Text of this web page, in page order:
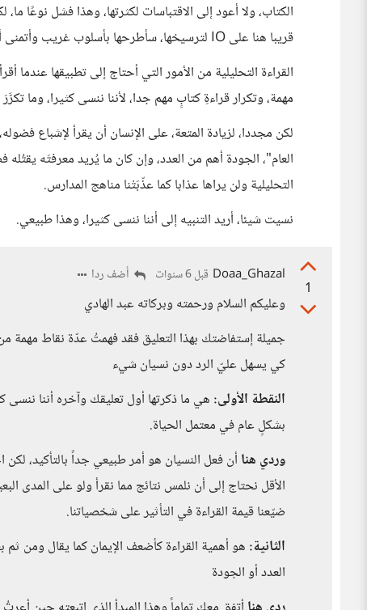
الكتاب، ولا أعود إلى الاقتباسات لكثرتها، وهذا فشل نوعًا
قريبا هنا على IO لترسيخها، سأطرحها بأسلوب غريب وأتمنى أن أُوفَّق.
القراءة التحليلية من الأمور التي أحتاج إلى تطبيقها عندما
مهمة، وتكرار قراءةِ كتابٍ مهم جدا، لأننا ننسى كثيرا، وما
لكن مجددا، لزيادة المتعة، على الإنسان أن يقرأ لإشباع
العام"، الجودة أهم من العدد، وإن كان ما يُريد معرفتَه
التحليلية ولن يراها عذابا كما عذّبَتْنا مناهج المدارس.
نسيت شيئا، أريد التنبيه إلى أننا ننسى كثيرا، وهذا طبيعي.
1
Doaa_Ghazal قبل 6 سنوات أضف ردا
وعليكم السلام ورحمته وبركاته عبد الهادي
جميلة إستفاضتك بهذا التعليق فقد فهمتُ عدّة نقاط
كي يسهل عليّ الرد دون نسيان شيء
النقطة الأولى: هي ما ذكرتها أول تعليقك وآخره أننا
بشكلٍ عام في معتمل الحياة.
وردي هنا أن فعل النسيان هو أمر طبيعي جداً بالتأكيد،
الأقل نحتاج إلى أن نلمس نتائج مما نقرأ ولو على المدى
ضيّعنا قيمة القراءة في التأثير على شخصياتنا.
الثانية: هو أهمية القراءة كأضعف الإيمان كما يقال ومن
العدد أو الجودة